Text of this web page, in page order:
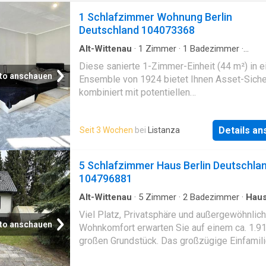
anschauen
1 Schlafzimmer Wohnung Berlin
Deutschland 104073368
Alt-Wittenau · 1 Zimmer · 1 Badezimmer ·
Ausgestattete Küche
Diese sanierte 1-Zimmer-Einheit (44 m²) in
Ensemble von 1924 bietet Ihnen Asset-
kombiniert mit potentiellen
Das Objekt überzeugt durch einen
Sanierungsstand (2021/2025). •
Überblick: - Sanierung 2021: Bad (inkl.
alle Wände frisch gestrichen. -
renovoertes Treppenhaus mit neuen Fenstern,
moderne Intercom - Extras: Speisekammer in
Küche, großer Keller, überdachte Fahrrad-
großzügiger Gemeinschaftsgarten. •
Kennzahlen: - Mietverhältnis: Besteht seit
mit tadelloser Zahlungshistorie. - Kaltmiete:
Seit 3 Wochen bei Listanza Details
anschauen
5 Schlafzimmer Haus Berlin
104796881
Alt-Wittenau · 5 Zimmer · 2 Badezimmer ·
Viel Platz, Privatsphäre und
Wohnkomfort erwarten Sie auf einem ca.
großen Grundstück. Das großzügige